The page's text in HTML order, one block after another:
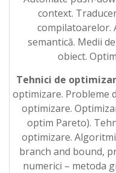
context.
compilatoarelor.
semantică. Medii
obiect.
Tehnici de
optimizare. Probleme
optimizare.
optim Pareto).
optimizare.
branch and bound,
numerici – metoda